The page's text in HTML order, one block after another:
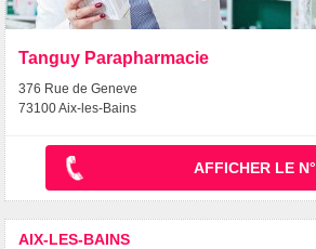
Tanguy Parapharmacie
376 Rue de Geneve
73100 Aix-les-Bains
AFFICHER LE N°
AIX-LES-BAINS